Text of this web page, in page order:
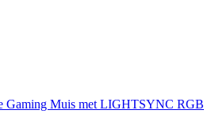
Gaming Muis met LIGHTSYNC RGB